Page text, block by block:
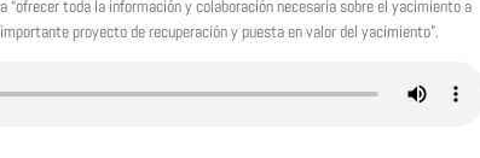
toda la información y colaboración necesaria sobre el yacimiento a
proyecto de recuperación y puesta en valor del yacimiento”.